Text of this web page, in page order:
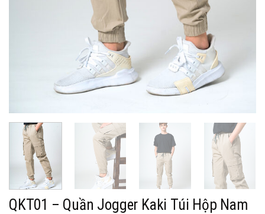
QKT01 – Quần Jogger Kaki Túi Hộp Nam